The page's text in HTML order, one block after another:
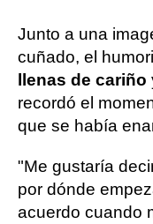
Junto a una
cuñado, el
llenas de cariño
recordó el
que se había
"Me gustaría
por dónde
acuerdo cuando